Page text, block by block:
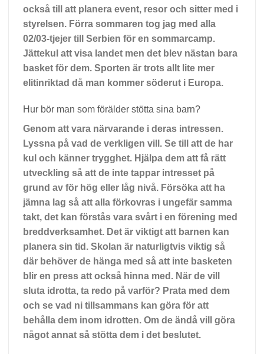
också till att planera event, resor och sitter med i
styrelsen. Förra sommaren tog jag med alla
02/03-tjejer till Serbien för en sommarcamp.
Jättekul att visa landet men det blev nästan bara
basket för dem. Sporten är trots allt lite mer
elitinriktad då man kommer söderut i Europa.
Hur bör man som förälder stötta sina barn?
Genom att vara närvarande i deras intressen.
Lyssna på vad de verkligen vill. Se till att de har
kul och känner trygghet. Hjälpa dem att få rätt
utveckling så att de inte tappar intresset på
grund av för hög eller låg nivå. Försöka att ha
jämna lag så att alla förkovras i ungefär samma
takt, det kan förstås vara svårt i en förening med
breddverksamhet. Det är viktigt att barnen kan
planera sin tid. Skolan är naturligtvis viktig så
där behöver de hänga med så att inte basketen
blir en press att också hinna med. När de vill
sluta idrotta, ta redo på varför? Prata med dem
och se vad ni tillsammans kan göra för att
behålla dem inom idrotten. Om de ändå vill göra
något annat så stötta dem i det beslutet.